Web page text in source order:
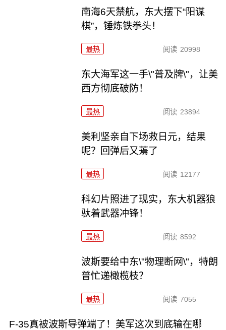
南海6天禁航，东大摆下“阳谋
棋”，锤炼铁拳头！
最热 阅读 20998
东大海军这一手\"普及牌\"，让美
西方彻底破防！
最热 阅读 23894
美利坚亲自下场救日元，结果
呢？回弹后又蔫了
最热 阅读 12177
科幻片照进了现实，东大机器狼
驮着武器冲锋！
最热 阅读 8592
波斯要给中东\"物理断网\"，特朗
普忙递橄榄枝？
最热 阅读 7055
F-35真被波斯导弹端了！美军这次到底输在哪